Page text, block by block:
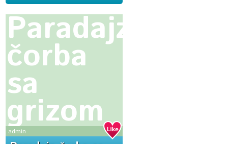
Paradajz
čorba
sa
grizom
admin